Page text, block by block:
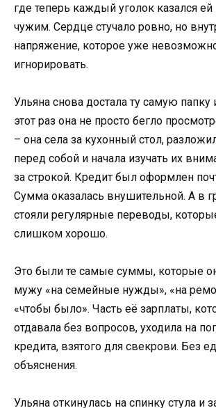
где теперь каждый уголок казался
чужим. Сердце стучало ровно, но
напряжение, которое уже
игнорировать.
Ульяна снова достала ту самую
этот раз она не просто бегло
– она села за кухонный стол,
перед собой и начала изучать их
за строкой. Кредит был оформлен
Сумма оказалась внушительной. А в
стояли регулярные переводы,
слишком хорошо.
Это были те самые суммы, которые
мужу «на семейные нужды», «на
«чтобы было». Часть её зарплаты,
отдавала без вопросов, уходила на
кредита, взятого для свекрови. Без
объяснения.
Ульяна откинулась на спинку стула и